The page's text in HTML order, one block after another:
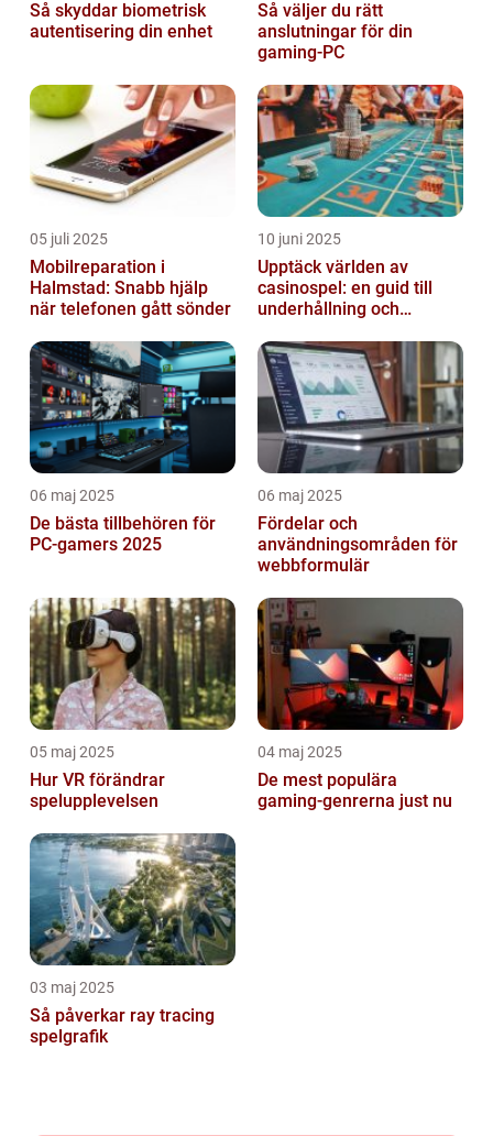
Så skyddar biometrisk
autentisering din enhet
Så väljer du rätt
anslutningar för din
gaming-PC
05 juli 2025
Mobilreparation i
Halmstad: Snabb hjälp
när telefonen gått sönder
10 juni 2025
Upptäck världen av
casinospel: en guid till
underhållning och
06 maj 2025
De bästa tillbehören för
PC-gamers 2025
06 maj 2025
Fördelar och
användningsområden för
webbformulär
05 maj 2025
Hur VR förändrar
spelupplevelsen
04 maj 2025
De mest populära
gaming-genrerna just nu
03 maj 2025
Så påverkar ray tracing
spelgrafik